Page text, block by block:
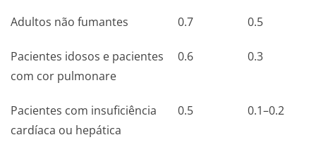
Adultos não fumantes 0.7 0.5
Pacientes idosos e pacientes
com cor pulmonare
0.6 0.3
Pacientes com insuficiência
cardíaca ou hepática
0.5 0.1–0.2